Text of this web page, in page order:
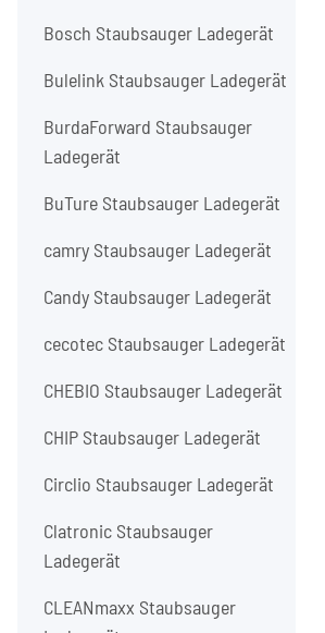
Bosch Staubsauger Ladegerät
Bulelink Staubsauger Ladegerät
BurdaForward Staubsauger
Ladegerät
BuTure Staubsauger Ladegerät
camry Staubsauger Ladegerät
Candy Staubsauger Ladegerät
cecotec Staubsauger Ladegerät
CHEBIO Staubsauger Ladegerät
CHIP Staubsauger Ladegerät
Circlio Staubsauger Ladegerät
Clatronic Staubsauger
Ladegerät
CLEANmaxx Staubsauger